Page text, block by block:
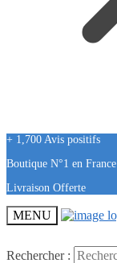
+ 1,700 Avis positifs
Boutique N°1 en France
Livraison Offerte
MENU
Rechercher :